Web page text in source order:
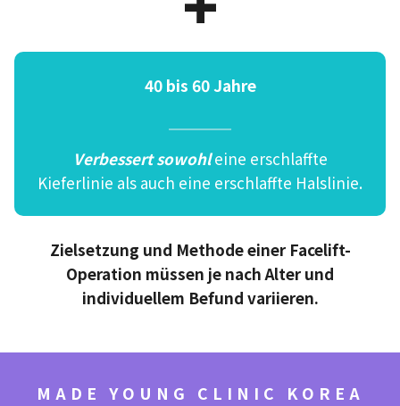
40 bis 60 Jahre
Verbessert sowohleine erschlaffte
Kieferlinie als auch eine erschlaffte Halslinie.
Zielsetzung und Methode einer Facelift-
Operation müssen je nach Alter und
individuellem Befund variieren.
MADE YOUNG CLINIC KOREA